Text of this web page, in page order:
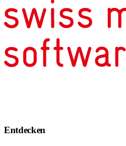
Entdecken